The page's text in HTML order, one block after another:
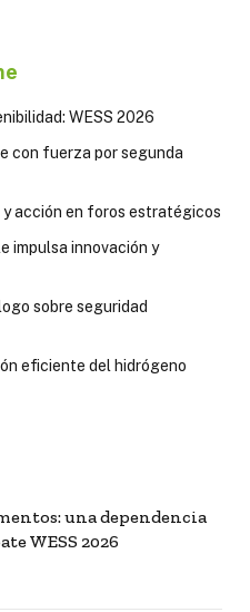
WESS 2026
con fuerza por segunda
acción en foros estratégicos
impulsa innovación y
sobre seguridad
eficiente del hidrógeno
una dependencia
WESS 2026